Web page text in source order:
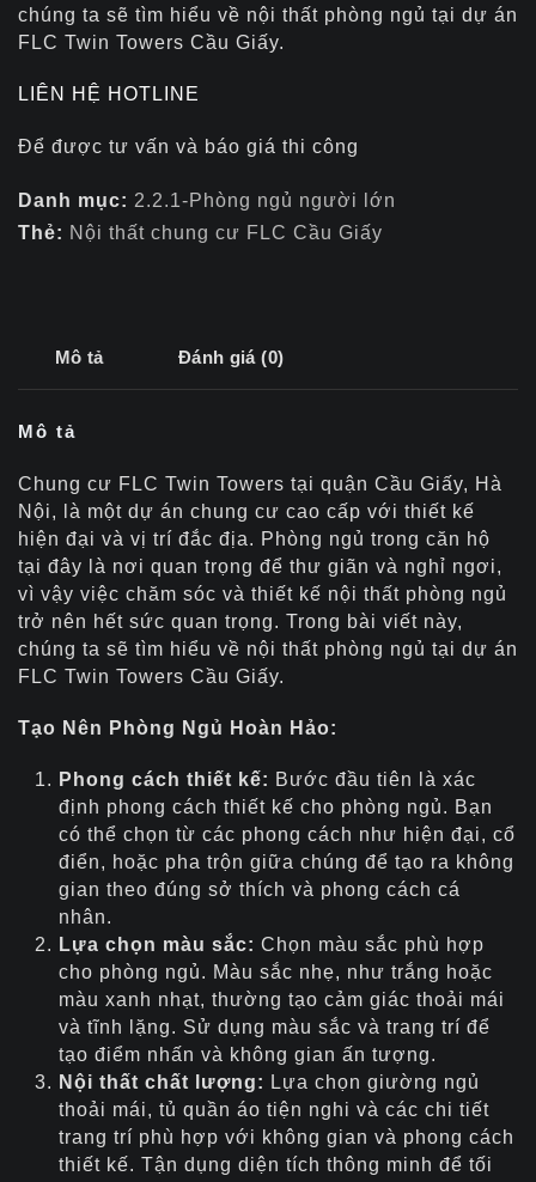
chúng ta sẽ tìm hiểu về nội thất phòng ngủ tại dự án
FLC Twin Towers Cầu Giấy.
LIÊN HỆ HOTLINE
Để được tư vấn và báo giá thi công
Danh mục: 2.2.1-Phòng ngủ người lớn
Thẻ: Nội thất chung cư FLC Cầu Giấy
Mô tả Đánh giá (0)
Mô tả
Chung cư FLC Twin Towers tại quận Cầu Giấy, Hà
Nội, là một dự án chung cư cao cấp với thiết kế
hiện đại và vị trí đắc địa. Phòng ngủ trong căn hộ
tại đây là nơi quan trọng để thư giãn và nghỉ ngơi,
vì vậy việc chăm sóc và thiết kế nội thất phòng ngủ
trở nên hết sức quan trọng. Trong bài viết này,
chúng ta sẽ tìm hiểu về nội thất phòng ngủ tại dự án
FLC Twin Towers Cầu Giấy.
Tạo Nên Phòng Ngủ Hoàn Hảo:
Phong cách thiết kế: Bước đầu tiên là xác
định phong cách thiết kế cho phòng ngủ. Bạn
có thể chọn từ các phong cách như hiện đại, cổ
điển, hoặc pha trộn giữa chúng để tạo ra không
gian theo đúng sở thích và phong cách cá
nhân.
Lựa chọn màu sắc: Chọn màu sắc phù hợp
cho phòng ngủ. Màu sắc nhẹ, như trắng hoặc
màu xanh nhạt, thường tạo cảm giác thoải mái
và tĩnh lặng. Sử dụng màu sắc và trang trí để
tạo điểm nhấn và không gian ấn tượng.
Nội thất chất lượng: Lựa chọn giường ngủ
thoải mái, tủ quần áo tiện nghi và các chi tiết
trang trí phù hợp với không gian và phong cách
thiết kế. Tận dụng diện tích thông minh để tối